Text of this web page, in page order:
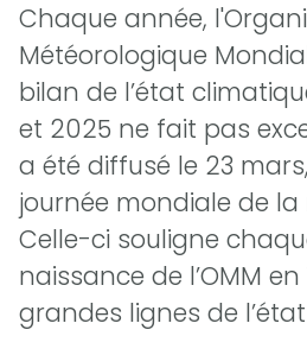
Chaque année,
Météorologique
bilan de l’état
et 2025 ne fait pas
a été diffusé le 23
journée mondiale de la
Celle-ci souligne
naissance de l’OMM en
grandes lignes de